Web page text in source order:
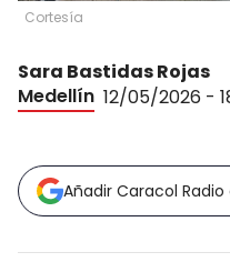
Cortesía
Sara Bastidas Rojas
Medellín 12/05/2026 -
Añadir Caracol